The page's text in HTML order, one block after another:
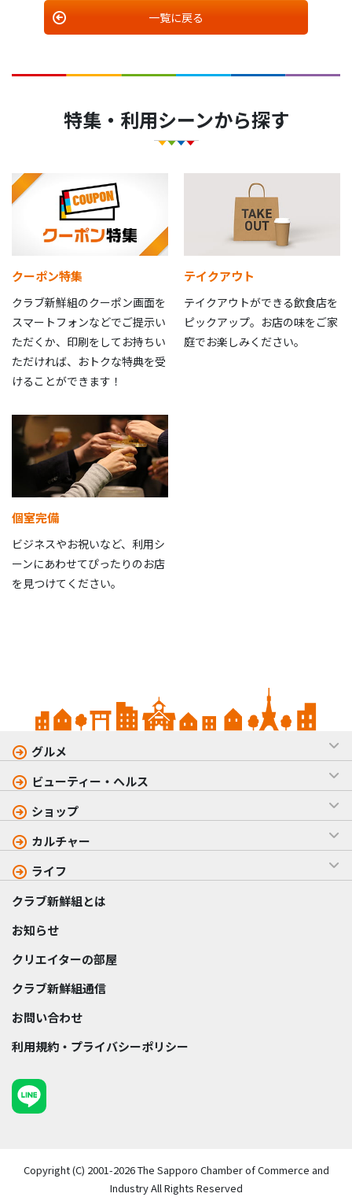
一覧に戻る
特集・利用シーンから探す
クーポン特集
クラブ新鮮組のクーポン画面を
スマートフォンなどでご提示い
ただくか、印刷をしてお持ちい
ただければ、おトクな特典を受
けることができます！
テイクアウト
テイクアウトができる飲食店を
ピックアップ。お店の味をご家
庭でお楽しみください。
個室完備
ビジネスやお祝いなど、利用シ
ーンにあわせてぴったりのお店
を見つけてください。
グルメ
ビューティー・ヘルス
ショップ
カルチャー
ライフ
クラブ新鮮組とは
お知らせ
クリエイターの部屋
クラブ新鮮組通信
お問い合わせ
利用規約・プライバシーポリシー
Copyright (C) 2001-2026 The Sapporo Chamber of Commerce and
Industry All Rights Reserved